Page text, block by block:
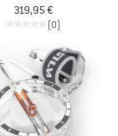
319,95 €
(0)